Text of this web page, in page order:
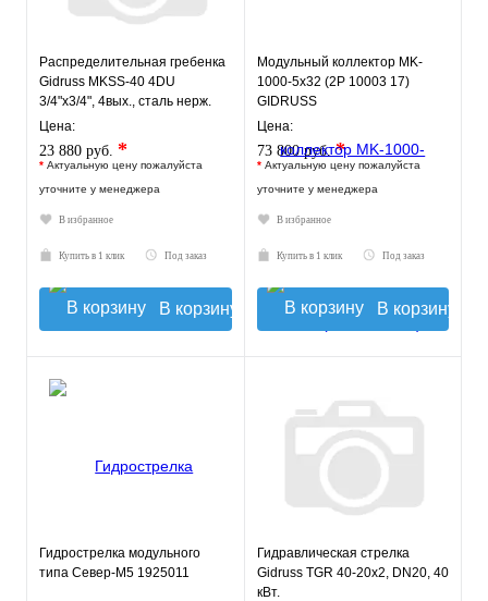
Распределительная гребенка
Gidruss MKSS-40 4DU
3/4"х3/4", 4вых., сталь нерж.
Цена:
23 880 руб. *
* Актуальную цену пожалуйста
уточните у менеджера
В избранное
Купить в 1 клик Под заказ
В корзину
Модульный коллектор MK-
1000-5x32 (2P 10003 17)
GIDRUSS
Цена:
73 800 руб.*
* Актуальную цену пожалуйста
уточните у менеджера
В избранное
Купить в 1 клик Под заказ
В корзину
Гидрострелка модульного
типа Север-M5 1925011
Гидравлическая стрелка
Gidruss TGR 40-20x2, DN20, 40
кВт.